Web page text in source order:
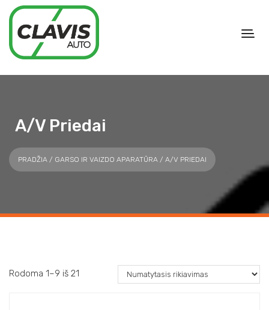
A/V Priedai
PRADŽIA / GARSO IR VAIZDO APARATŪRA / A/V PRIEDAI
Rodoma 1–9 iš 21